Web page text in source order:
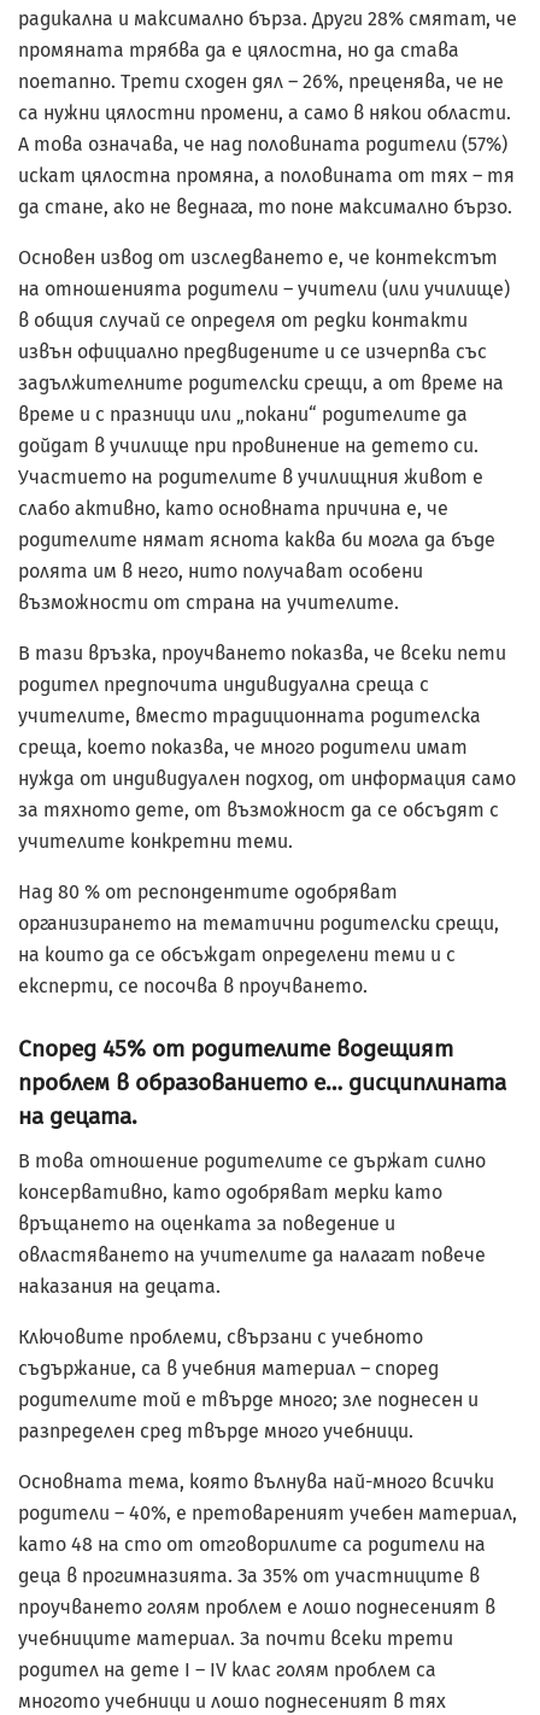
радикална и максимално бърза. Други 28% смятат, че
промяната трябва да е цялостна, но да става
поетапно. Трети сходен дял – 26%, преценява, че не
са нужни цялостни промени, а само в някои области.
А това означава, че над половината родители (57%)
искат цялостна промяна, а половината от тях – тя
да стане, ако не веднага, то поне максимално бързо.
Основен извод от изследването е, че контекстът
на отношенията родители – учители (или училище)
в общия случай се определя от редки контакти
извън официално предвидените и се изчерпва със
задължителните родителски срещи, а от време на
време и с празници или „покани“ родителите да
дойдат в училище при провинение на детето си.
Участието на родителите в училищния живот е
слабо активно, като основната причина е, че
родителите нямат яснота каква би могла да бъде
ролята им в него, нито получават особени
възможности от страна на учителите.
В тази връзка, проучването показва, че всеки пети
родител предпочита индивидуална среща с
учителите, вместо традиционната родителска
среща, което показва, че много родители имат
нужда от индивидуален подход, от информация само
за тяхното дете, от възможност да се обсъдят с
учителите конкретни теми.
Над 80 % от респондентите одобряват
организирането на тематични родителски срещи,
на които да се обсъждат определени теми и с
експерти, се посочва в проучването.
Според 45% от родителите водещият
проблем в образованието е… дисциплината
на децата.
В това отношение родителите се държат силно
консервативно, като одобряват мерки като
връщането на оценката за поведение и
овластяването на учителите да налагат повече
наказания на децата.
Ключовите проблеми, свързани с учебното
съдържание, са в учебния материал – според
родителите той е твърде много; зле поднесен и
разпределен сред твърде много учебници.
Основната тема, която вълнува най-много всички
родители – 40%, е претовареният учебен материал,
като 48 на сто от отговорилите са родители на
деца в прогимназията. За 35% от участниците в
проучването голям проблем е лошо поднесеният в
учебниците материал. За почти всеки трети
родител на дете I – IV клас голям проблем са
многото учебници и лошо поднесеният в тях